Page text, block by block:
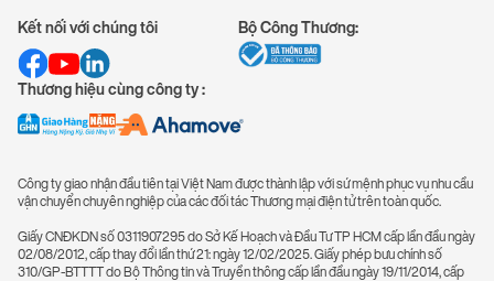
Kết nối với chúng tôi
Thương hiệu cùng công ty :
Bộ Công Thương:
Công ty giao nhận đầu tiên tại Việt Nam được thành lập với sứ mệnh phục vụ nhu cầu
vận chuyển chuyên nghiệp của các đối tác Thương mại điện tử trên toàn quốc.
Giấy CNĐKDN số 0311907295 do Sở Kế Hoạch và Đầu Tư TP HCM cấp lần đầu ngày
02/08/2012, cấp thay đổi lần thứ 21: ngày 12/02/2025. Giấy phép bưu chính số
310/GP-BTTTT do Bộ Thông tin và Truyền thông cấp lần đầu ngày 19/11/2014, cấp